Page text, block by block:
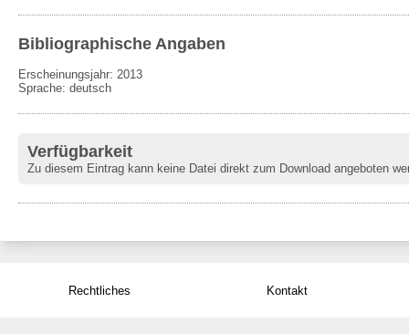
Bibliographische Angaben
Erscheinungsjahr: 2013
Sprache: deutsch
Verfügbarkeit
Zu diesem Eintrag kann keine Datei direkt zum Download angeboten
Rechtliches Kontakt